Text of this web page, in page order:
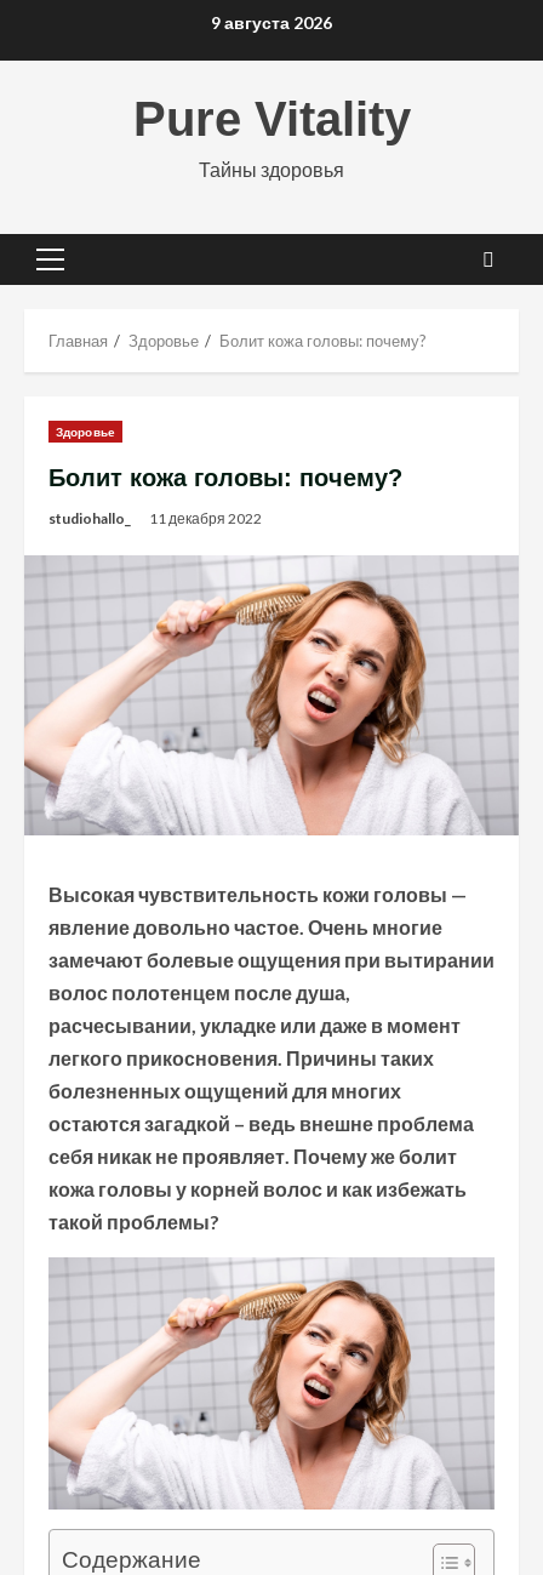
9 августа 2026
Pure Vitality
Тайны здоровья
Основное
Главная Здоровье Болит кожа головы: почему?
Здоровье
Болит кожа головы: почему?
studiohallo_ 11 декабря 2022
Высокая чувствительность кожи головы —
явление довольно частое. Очень многие
замечают болевые ощущения при вытирании
волос полотенцем после душа,
расчесывании, укладке или даже в момент
легкого прикосновения. Причины таких
болезненных ощущений для многих
остаются загадкой – ведь внешне проблема
себя никак не проявляет. Почему же болит
кожа головы у корней волос и как избежать
такой проблемы?
Содержание